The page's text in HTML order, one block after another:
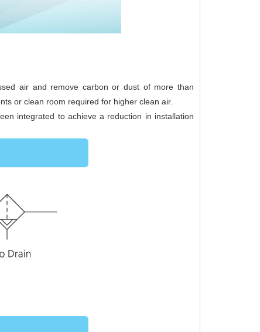
air and remove carbon or dust of more than
or clean room required for higher clean air.
integrated to achieve a reduction in installation